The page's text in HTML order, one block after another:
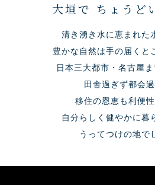
大垣で ちょうど
清き湧き水に恵まれた
豊かな自然は手の届くと
日本三大都市・名古屋ま
田舎過ぎず都会過
移住の恩恵も利便性
自分らしく健やかに暮
うってつけの地で